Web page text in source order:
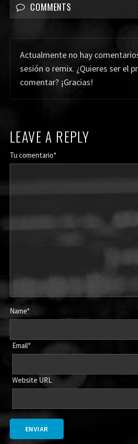
COMMENTS
Actualmente no hay
sesión o remix. ¿Quieres ser el
comentar? ¡Gracias!
LEAVE A REPLY
Tu comentario*
Name*
Email*
Website URL